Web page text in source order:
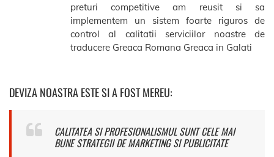
preturi competitive am reusit si sa
implementem un sistem foarte riguros de
control al calitatii serviciilor noastre de
traducere Greaca Romana Greaca in Galati
DEVIZA NOASTRA ESTE SI A FOST MEREU:
CALITATEA SI PROFESIONALISMUL SUNT CELE MAI
BUNE STRATEGII DE MARKETING SI PUBLICITATE